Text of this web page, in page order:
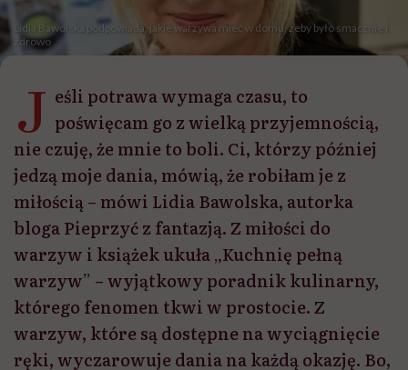
Lidia Bawolska podpowiada, jakie warzywa mieć w domu, żeby było smacznie i
zdrowo
J eśli potrawa wymaga czasu, to
poświęcam go z wielką przyjemnością,
nie czuję, że mnie to boli. Ci, którzy później
jedzą moje dania, mówią, że robiłam je z
miłością – mówi Lidia Bawolska, autorka
bloga Pieprzyć z fantazją. Z miłości do
warzyw i książek ukuła „Kuchnię pełną
warzyw” – wyjątkowy poradnik kulinarny,
którego fenomen tkwi w prostocie. Z
warzyw, które są dostępne na wyciągnięcie
ręki, wyczarowuje dania na każdą okazję. Bo,